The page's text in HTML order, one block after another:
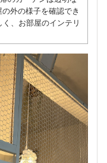
外の様子を確認でき
、お部屋のインテリ